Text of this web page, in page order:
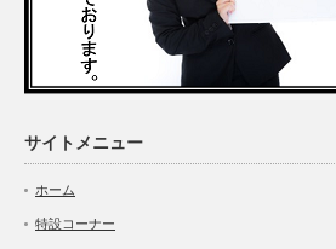
サイトメニュー
ホーム
特設コーナー